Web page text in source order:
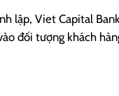
lập, Viet Capital
đối tượng khách